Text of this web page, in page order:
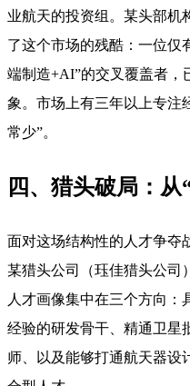
业航天的投资组 。某头部机
了这个市场的残酷：一位仅
端制造+AI”的交叉覆盖者，
象。市场上有三年以上专注
常少”。
四、猎头破局：从
面对这场结构性的人才争夺
某猎头公司（珏佳猎头公司
人才画像集中在三个方向：
经验的研发骨干、精通卫星
师、以及能够打通航天器设